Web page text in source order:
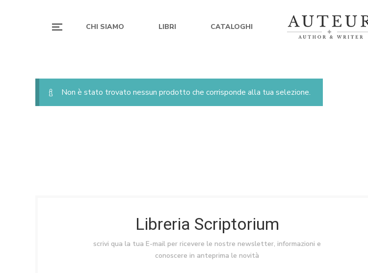
CHI SIAMO LIBRI CATALOGHI
Non è stato trovato nessun prodotto che corrisponde alla tua selezione.
Libreria Scriptorium
scrivi qua la tua E-mail per ricevere le nostre newsletter, informazioni e
conoscere in anteprima le novità